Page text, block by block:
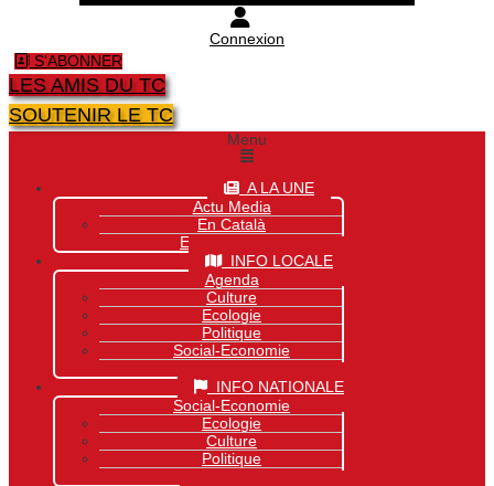
Connexion
S'ABONNER
LES AMIS DU TC
SOUTENIR LE TC
Menu
A LA UNE
Actu Media
En Català
Exclusivité Site
INFO LOCALE
Agenda
Culture
Ecologie
Politique
Social-Economie
INFO NATIONALE
Social-Economie
Ecologie
Culture
Politique